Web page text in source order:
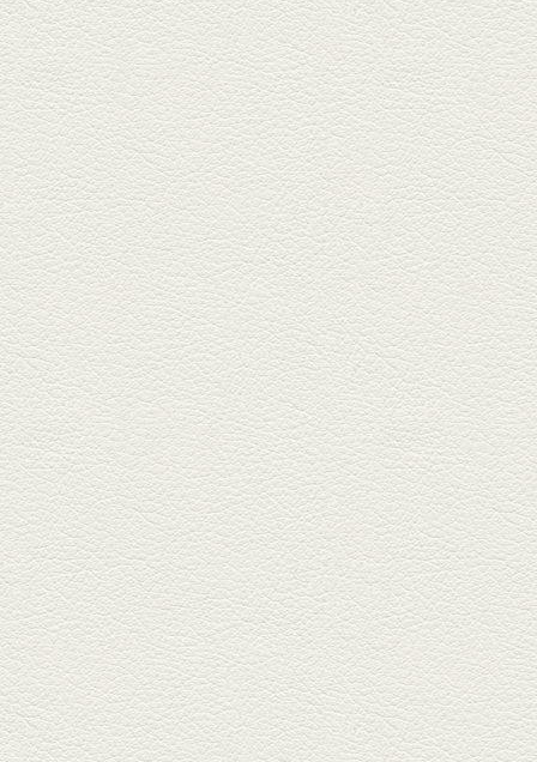
2025年4月11日放送
きびなごの塩焼き＆黒豚
しゃぶしゃぶ
春の[熊本屋台村]で昼飲みの刻。
[かごっま屋台 黒で乾杯]で「銀...
2025年3月21日放送
薩摩赤鶏のころころ焼き
＆カツオの藁焼き
三年坂通りのビル２階「焼鳥こ
ろころ」はオシャレな店構えで
炭火...
2025年2月28日放送
踊る車海老＆あか牛串 ウ
ニとキャビア乗せ
ホテル日航熊本の裏、創作串揚
げの新たな店「串ハル」へ「銀
しろ...
2025年2月7日放送
マグロのレアカツ＆合鴨
とカブのゆず煮
酒場通りの「料理屋じぃ」で昼
飲みの刻。「しろ」お湯割で店
主ご...
2025年1月17日放送
燻製ポーク＆特製和風石
焼おこげ
北区の飛田バイパスで人気の創
作家庭料理の店「ソラクル」
へ。「...